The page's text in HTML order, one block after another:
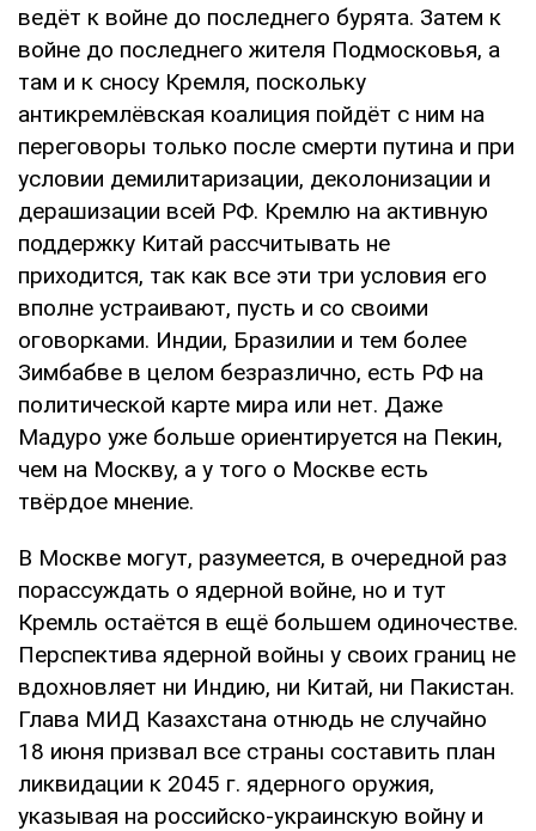
ведёт к войне до последнего бурята. Затем к
войне до последнего жителя Подмосковья, а
там и к сносу Кремля, поскольку
антикремлёвская коалиция пойдёт с ним на
переговоры только после смерти путина и при
условии демилитаризации, деколонизации и
дерашизации всей РФ. Кремлю на активную
поддержку Китай рассчитывать не
приходится, так как все эти три условия его
вполне устраивают, пусть и со своими
оговорками. Индии, Бразилии и тем более
Зимбабве в целом безразлично, есть РФ на
политической карте мира или нет. Даже
Мадуро уже больше ориентируется на Пекин,
чем на Москву, а у того о Москве есть
твёрдое мнение.
В Москве могут, разумеется, в очередной раз
порассуждать о ядерной войне, но и тут
Кремль остаётся в ещё большем одиночестве.
Перспектива ядерной войны у своих границ не
вдохновляет ни Индию, ни Китай, ни Пакистан.
Глава МИД Казахстана отнюдь не случайно
18 июня призвал все страны составить план
ликвидации к 2045 г. ядерного оружия,
указывая на российско-украинскую войну и